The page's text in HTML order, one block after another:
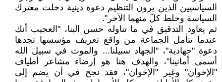
السياسيين الذين يرون التنظيم دعوة دينية دخلت معترك
السياسة وخلط كلّ منهما الآخر".
ثم يعاود التدقيق في ما تناوله حسن البنا، "العجيب أنك
عندما تتأمل الجماعة من واقع تعريف مؤسسها تجدها
دعوة "جهادية"، "الجهاد سبيلنا... والموت في سبيل الله
أسمى أمانينا"، والهدف هنا هو إرضاء مشاعر أطياف
"الإخوان" وغير "الإخوان"، فقد نجح في أن يضم إلى